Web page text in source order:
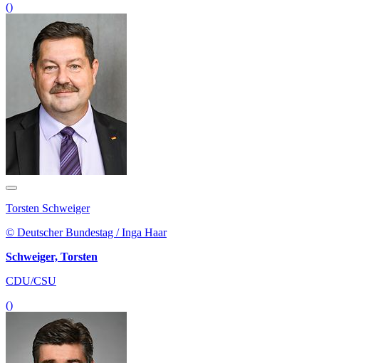
()
Torsten Schweiger
© Deutscher Bundestag / Inga Haar
Schweiger, Torsten
CDU/CSU
()